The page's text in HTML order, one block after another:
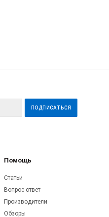
Помощь
Статьи
Вопрос-ответ
Производители
Обзоры